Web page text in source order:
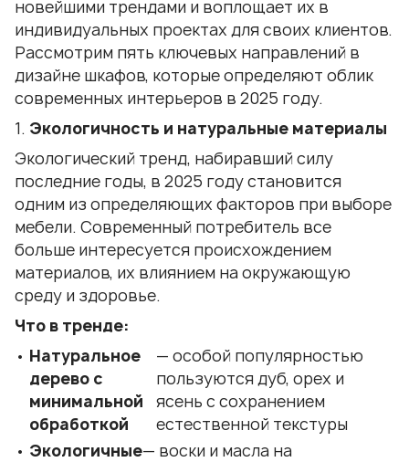
новейшими трендами и воплощает их в
индивидуальных проектах для своих клиентов.
Рассмотрим пять ключевых направлений в
дизайне шкафов, которые определяют облик
современных интерьеров в 2025 году.
Экологичность и натуральные материалы
Экологический тренд, набиравший силу
последние годы, в 2025 году становится
одним из определяющих факторов при выборе
мебели. Современный потребитель все
больше интересуется происхождением
материалов, их влиянием на окружающую
среду и здоровье.
Что в тренде:
Натуральное
дерево с
минимальной
обработкой
— особой популярностью
пользуются дуб, орех и
ясень с сохранением
естественной текстуры
Экологичные— воски и масла на